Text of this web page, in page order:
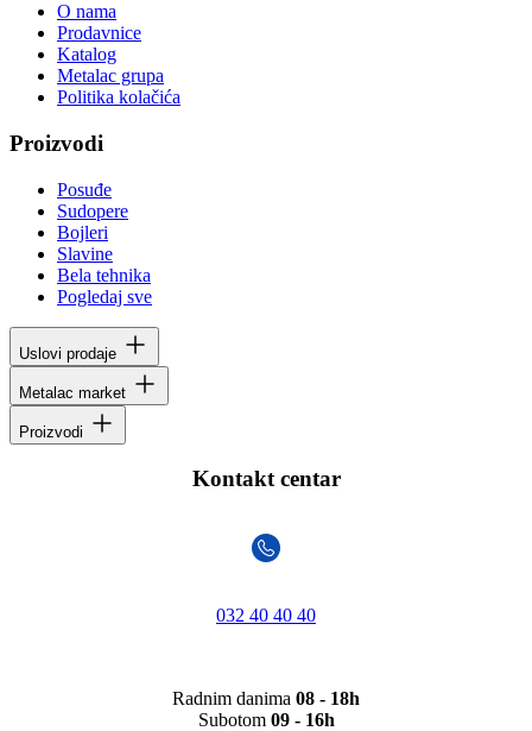
O nama
Prodavnice
Katalog
Metalac grupa
Politika kolačića
Proizvodi
Posuđe
Sudopere
Bojleri
Slavine
Bela tehnika
Pogledaj sve
Uslovi prodaje
Metalac market
Proizvodi
Kontakt centar
032 40 40 40
Radnim danima 08 - 18h
Subotom 09 - 16h